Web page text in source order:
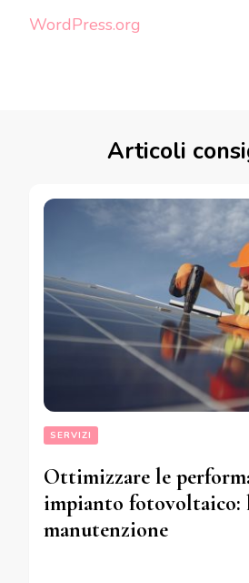
WordPress.org
Articoli
SERVIZI
Ottimizzare le
impianto fotovoltaico:
manutenzione